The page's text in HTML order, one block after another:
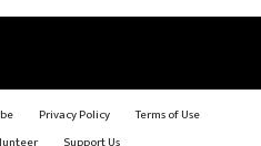
Privacy Policy
Terms of Use